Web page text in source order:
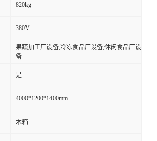
820kg
380V
果蔬加工厂设备,冷冻食品厂设备,休闲食品厂设
备
是
4000*1200*1400mm
木箱